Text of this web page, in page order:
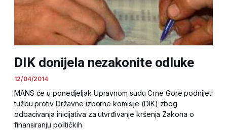
DIK donijela nezakonite odluke
12/04/2014
MANS će u ponedjeljak Upravnom sudu Crne Gore podnijeti
tužbu protiv Državne izborne komisije (DIK) zbog
odbacivanja inicijativa za utvrđivanje kršenja Zakona o
finansiranju političkih